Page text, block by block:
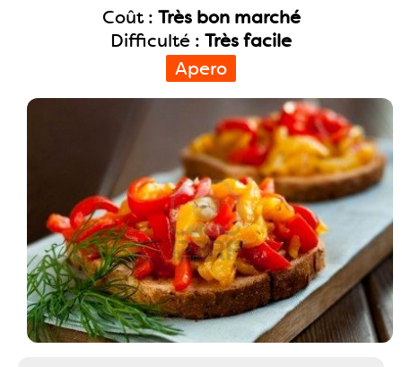
Coût : Très bon marché
Difficulté : Très facile
Apero